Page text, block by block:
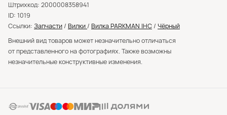
Штрихкод: 2000008358941
ID: 1019
Ссылки: Запчасти / Вилки / Вилка PARKMAN IHC / Чёрный
Внешний вид товаров может незначительно отличаться
от представленного на фотографиях. Также возможны
незначительные конструктивные изменения.